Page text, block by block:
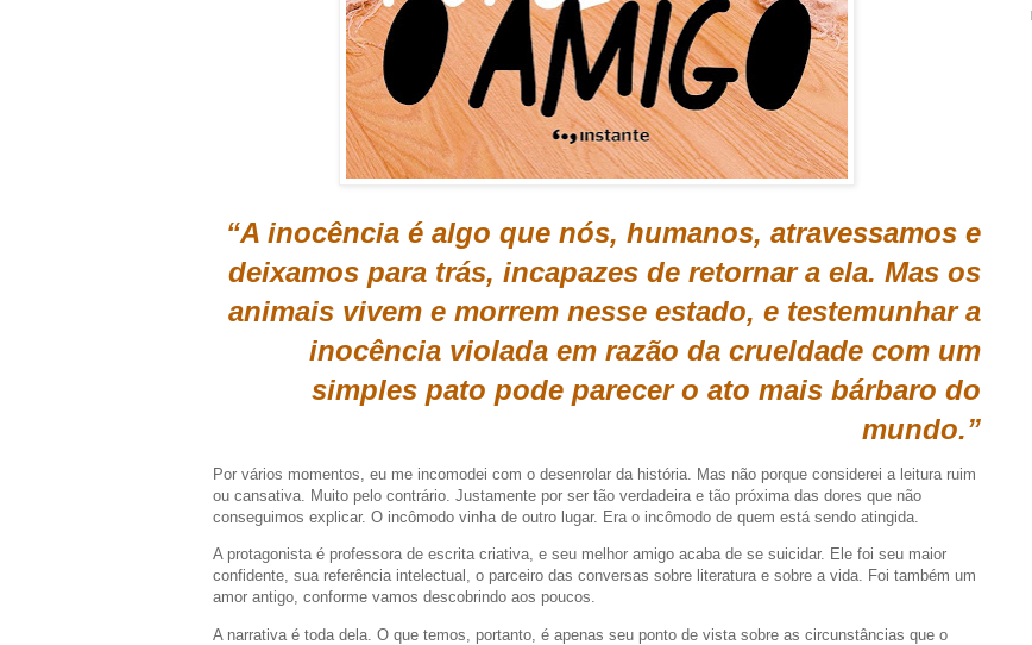
“A inocência é algo que nós, humanos, atravessamos e
deixamos para trás, incapazes de retornar a ela. Mas os
animais vivem e morrem nesse estado, e testemunhar a
inocência violada em razão da crueldade com um
simples pato pode parecer o ato mais bárbaro do
mundo.”
Por vários momentos, eu me incomodei com o desenrolar da história. Mas não porque considerei a leitura ruim
ou cansativa. Muito pelo contrário. Justamente por ser tão verdadeira e tão próxima das dores que não
conseguimos explicar. O incômodo vinha de outro lugar. Era o incômodo de quem está sendo atingida.
A protagonista é professora de escrita criativa, e seu melhor amigo acaba de se suicidar. Ele foi seu maior
confidente, sua referência intelectual, o parceiro das conversas sobre literatura e sobre a vida. Foi também um
amor antigo, conforme vamos descobrindo aos poucos.
A narrativa é toda dela. O que temos, portanto, é apenas seu ponto de vista sobre as circunstâncias que o